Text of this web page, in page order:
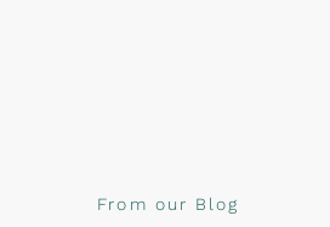
From our Blog